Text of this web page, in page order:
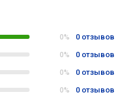
0% 0 отзывов
0% 0 отзывов
0% 0 отзывов
0% 0 отзывов